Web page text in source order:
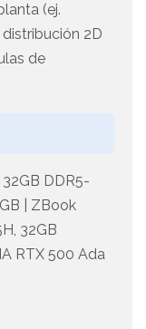
(ej.
2D
de
DDR5-
| ZBook
32GB
RTX 500 Ada